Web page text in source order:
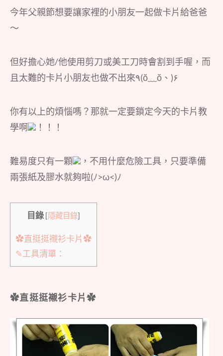
今年父親節想要讓家裡的小朋友一起做卡片給爸爸
～
但好擔心她/他使用剪刀或美工刀時會割到手喔，而
且太難的卡片小朋友也做不出來٩(ŏ﹏ŏ、)۶
你有以上的煩惱嗎？那就一定要鎖定今天的卡片教
學啊
！！！
難易度只有一顆
，不用什麼危險工具，只要準備
兩張紙及膠水就夠啦(ﾉ>ω<)ﾉ
目錄 [隱藏目錄]
✿直挺挺襯衫卡片✿
✎工具清單：
✿直挺挺襯衫卡片✿